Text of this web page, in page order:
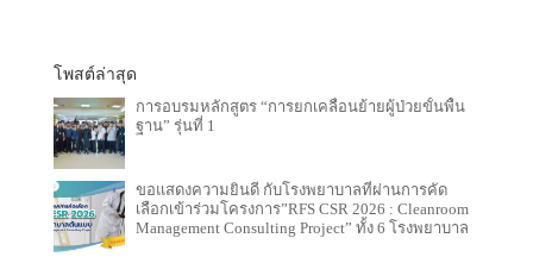
โพสต์ล่าสุด
การอบรมหลักสูตร “การยกเคลื่อนย้ายผู้ป่วยขั้นพื้น
ฐาน” รุ่นที่ 1
ขอแสดงความยินดี กับโรงพยาบาลที่ผ่านการคัด
เลือกเข้าร่วมโครงการ”RFS CSR 2026 : Cleanroom
Management Consulting Project” ทั้ง 6 โรงพยาบาล